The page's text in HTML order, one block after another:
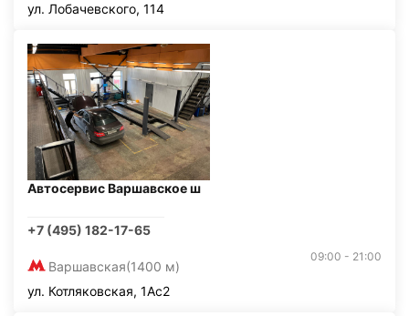
ул. Лобачевского, 114
Автосервис Варшавское ш
+7 (495) 182-17-65
Варшавская(1400 м)
09:00 - 21:00
ул. Котляковская, 1Ас2